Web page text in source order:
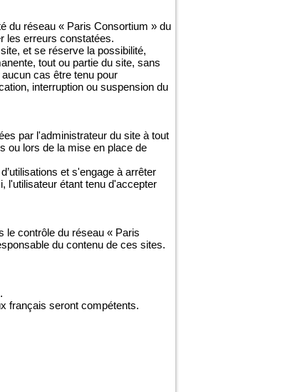
du réseau « Paris Consortium » du
les erreurs constatées.
et se réserve la possibilité,
tout ou partie du site, sans
cas être tenu pour
interruption ou suspension du
par l'administrateur du site à tout
ou lors de la mise en place de
et s'engage à arrêter
l'utilisateur étant tenu d'accepter
le contrôle du réseau « Paris
du contenu de ces sites.
français seront compétents.